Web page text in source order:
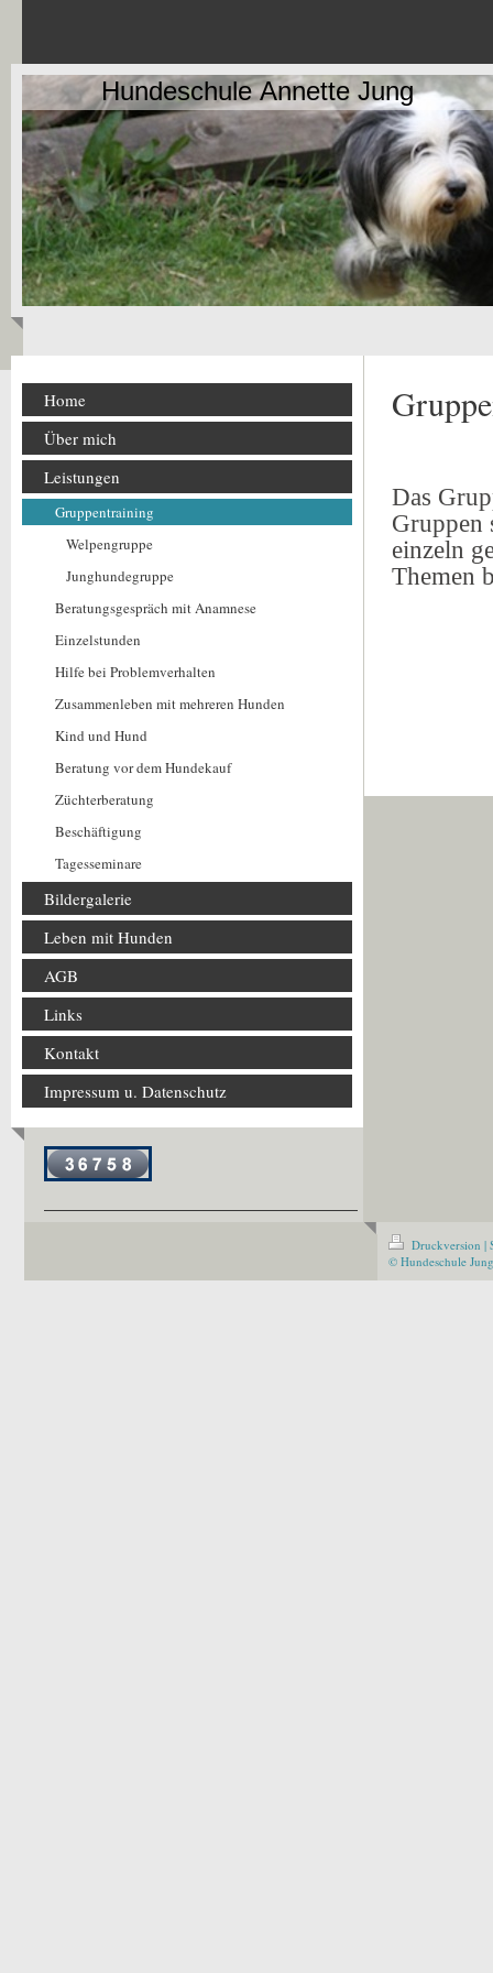
Hundeschule Annette Jung
Das
Gruppen
einzeln
Themen
Home
Über mich
Leistungen
Gruppentraining
Welpengruppe
Junghundegruppe
Beratungsgespräch mit Anamnese
Einzelstunden
Hilfe bei Problemverhalten
Zusammenleben mit mehreren Hunden
Kind und Hund
Beratung vor dem Hundekauf
Züchterberatung
Beschäftigung
Tagesseminare
Bildergalerie
Leben mit Hunden
AGB
Links
Kontakt
Impressum u. Datenschutz
Druckversion |
© Hundeschule Jung